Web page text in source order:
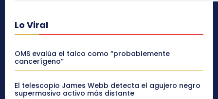
Lo Viral
OMS evalúa el talco como “probablemente
cancerígeno”
El telescopio James Webb detecta el agujero negro
supermasivo activo más distante